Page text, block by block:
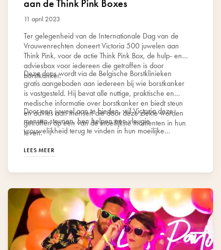
aan de Think Pink Boxes
11 april 2023
Ter gelegenheid van de Internationale Dag van de
Vrouwenrechten doneert Victoria 500 juwelen aan
Think Pink, voor de actie Think Pink Box, de hulp- en
adviesbox voor iedereen die getroffen is door
borstkanker.
Deze doos wordt via de Belgische Borstklinieken
gratis aangeboden aan iedereen bij wie borstkanker
is vastgesteld. Hij bevat alle nuttige, praktische en
medische informatie over borstkanker en biedt steun
en advies aan mensen die door deze ziekte worden
getroffen op een van de moeilijkste momenten in hun
leven.
Door een juweel aan te bieden, wil Victoria deze
mensen steunen, hen helpen een vleugje
vrouwelijkheid terug te vinden in hun moeilijke
LEES MEER